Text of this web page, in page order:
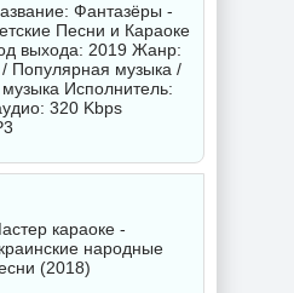
Фантазёры -
Песни и Караоке
выхода: 2019 Жанр:
Популярная музыка /
Исполнитель:
320 Kbps
караоке -
народные
(2018)